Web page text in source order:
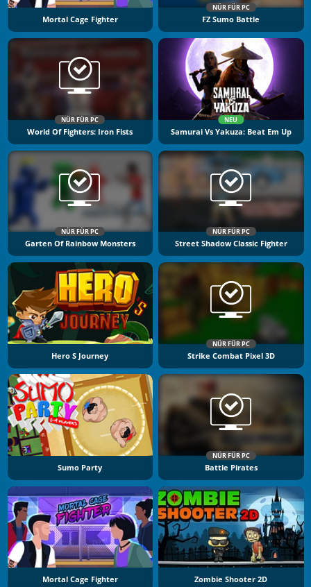
Mortal Cage Fighter
NÜR FÜR PC
FZ Sumo Battle
NÜR FÜR PC
World Of Fighters: Iron Fists
NEU
Samurai Vs Yakuza: Beat Em Up
NÜR FÜR PC
Garten Of Rainbow Monsters
NÜR FÜR PC
Street Shadow Classic Fighter
Hero S Journey
NÜR FÜR PC
Strike Combat Pixel 3D
Sumo Party
NÜR FÜR PC
Battle Pirates
Mortal Cage Fighter Zombie Shooter 2D